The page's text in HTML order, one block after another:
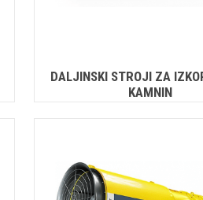
DALJINSKI STROJI ZA
KAMNIN